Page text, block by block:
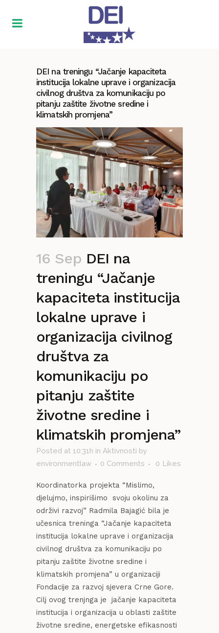
DEI na treningu “Jačanje kapaciteta
institucija lokalne uprave i organizacija
civilnog društva za komunikaciju po
pitanju zaštite životne sredine i
klimatskih promjena”
16 Sep DEI na
treningu “Jačanje
kapaciteta institucija
lokalne uprave i
organizacija civilnog
društva za
komunikaciju po
pitanju zaštite
životne sredine i
klimatskih promjena”
Posted at 10:31h in Aktivnosti by
environmentlaw
0 Comments 0 Likes
Koordinatorka projekta “Mislimo,
djelujmo, inspirišimo svoju okolinu za
održivi razvoj” Radmila Bajagić bila je
učesnica treninga “Jačanje kapaciteta
institucija lokalne uprave i organizacija
civilnog društva za komunikaciju po
pitanju zaštite životne sredine i
klimatskih promjena” u organizaciji
Fondacije za razvoj sjevera Crne Gore.
Cilj ovog trenjnga je jačanje kapaciteta
institucija i organizacija u oblasti zaštite
životne sredine, energetske efikasnosti